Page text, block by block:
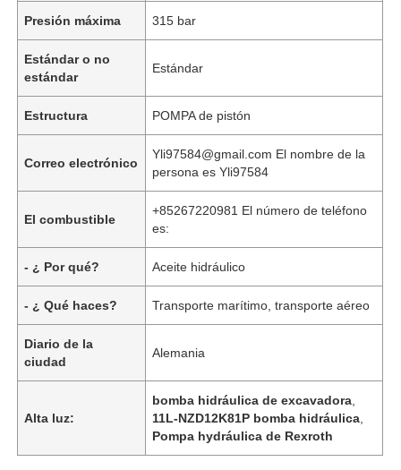
Inicio
Productos
Vídeos
Acerca de nosotros
Visita a la fábrica
Presión máxima 315 bar
Estándar o no
estándar
Estándar
Estructura POMPA de pistón
Correo electrónico
Yli97584@gmail.com El nombre de la
persona es Yli97584
El combustible
+85267220981 El número de teléfono
es:
- ¿ Por qué? Aceite hidráulico
- ¿ Qué haces? Transporte marítimo, transporte aéreo
Diario de la
ciudad
Alemania
Alta luz:
bomba hidráulica de excavadora
11L-NZD12K81P bomba hidráulica
Pompa hydráulica de Rexroth